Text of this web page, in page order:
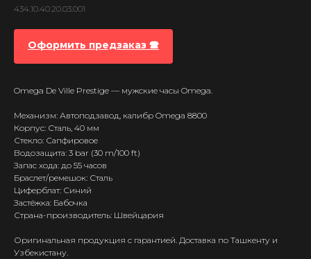
434.10.40.20.03.001
Оформить предзаказ 🕿
Omega De Ville Prestige — мужские часы Omega.
Механизм: Автоподзавод, калибр Omega 8800
Корпус: Сталь, 40 мм
Стекло: Сапфировое
Водозащита: 3 bar (30 m/100 ft)
Запас хода: до 55 часов
Браслет/ремешок: Сталь
Циферблат: Синий
Застёжка: Бабочка
Страна-производитель: Швейцария
Оригинальная продукция с гарантией. Доставка по Ташкенту и
Узбекистану.